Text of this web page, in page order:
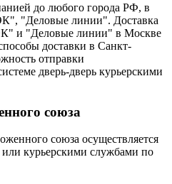
до любого города РФ, в
"Деловые линии". Доставка
и "Деловые линии" в Москве
доставки в Санкт-
отправки
дверь-дверь курьерскими
союза
союза осуществляется
курьерскими службами по